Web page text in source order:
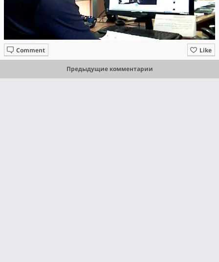
Like
Comment
Предыдущие комментарии